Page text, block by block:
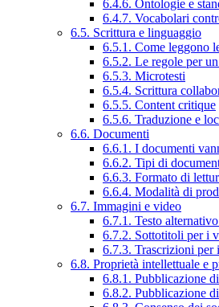
6.4.6. Ontologie e
6.4.7. Vocabolari
6.5. Scrittura e linguaggio
6.5.1. Come leggono
6.5.2. Le regole per
6.5.3. Microtesti
6.5.4. Scrittura
6.5.5. Content critique
6.5.6. Traduzione e
6.6. Documenti
6.6.1. I documenti
6.6.2. Tipi di
6.6.3. Formato di
6.6.4. Modalità di
6.7. Immagini e video
6.7.1. Testo
6.7.2. Sottotitoli per i
6.7.3. Trascrizioni per
6.8. Proprietà intellettuale e
6.8.1. Pubblicazione
6.8.2. Pubblicazione